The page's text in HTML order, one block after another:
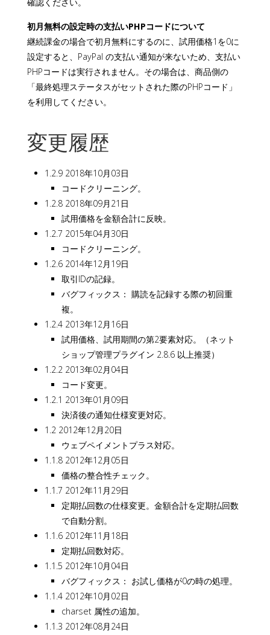
初月無料の設定時の支払いPHPコードについて
継続課金の場合で初月無料にするのに、試用価格1を0に
設定すると、PayPal の支払い通知が来ないため、支払い
PHPコードは実行されません。その場合は、商品側の
「最終処理ステータスがセットされた際のPHPコード」
を利用してください。
変更履歴
1.2.9 2018年10月03日
コードクリーニング。
1.2.8 2018年09月21日
試用価格を金額合計に反映。
1.2.7 2015年04月30日
コードクリーニング。
1.2.6 2014年12月19日
取引IDの記録。
バグフィックス： 購読を記録する際の初回重
複。
1.2.4 2013年12月16日
試用価格、試用期間の第2要素対応。（ネット
ショップ管理プラグイン 2.8.6 以上推奨）
1.2.2 2013年02月04日
コード変更。
1.2.1 2013年01月09日
決済後の通知仕様変更対応。
1.2 2012年12月20日
ウェブペイメントプラス対応。
1.1.8 2012年12月05日
価格の整合性チェック。
1.1.7 2012年11月29日
定期払回数の仕様変更。金額合計を定期払回数
で自動分割。
1.1.6 2012年11月18日
定期払回数対応。
1.1.5 2012年10月04日
バグフィックス： お試し価格が0の時の処理。
1.1.4 2012年10月02日
charset 属性の追加。
1.1.3 2012年08月24日